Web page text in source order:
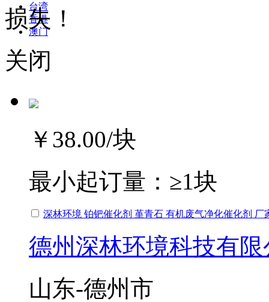
台湾
香港
澳门
损失！
关闭
￥38.00/块
最小起订量： ≥1块
深林环境 铂钯催化剂 堇青石 有机废气净化催化剂 厂
德州深林环境科技有限
山东-德州市